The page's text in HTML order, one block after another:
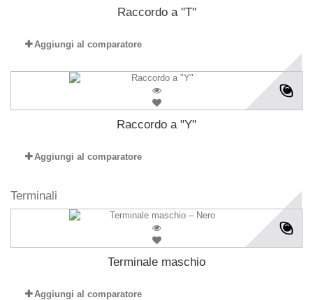
Raccordo a "T"
Aggiungi al comparatore
Raccordo a "Y"
Aggiungi al comparatore
Terminali
Terminale maschio
Aggiungi al comparatore